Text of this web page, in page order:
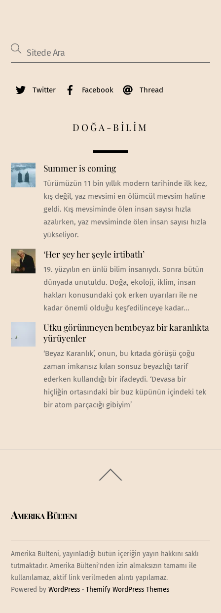
Twitter Facebook Thread
DOĞA-BİLİM
Summer is coming
Türümüzün 11 bin yıllık modern tarihinde ilk kez,
kış değil, yaz mevsimi en ölümcül mevsim haline
geldi. Kış mevsiminde ölen insan sayısı hızla
azalırken, yaz mevsiminde ölen insan sayısı hızla
yükseliyor.
‘Her şey her şeyle irtibatlı’
19. yüzyılın en ünlü bilim insanıydı. Sonra bütün
dünyada unutuldu. Doğa, ekoloji, iklim, insan
hakları konusundaki çok erken uyarıları ile ne
kadar önemli olduğu keşfedilinceye kadar...
Ufku görünmeyen bembeyaz bir karanlıkta
yürüyenler
‘Beyaz Karanlık’, onun, bu kıtada görüşü çoğu
zaman imkansız kılan sonsuz beyazlığı tarif
ederken kullandığı bir ifadeydi. ‘Devasa bir
hiçliğin ortasındaki bir buz küpünün içindeki tek
bir atom parçacığı gibiyim’
To
Amerika Bülteni
Amerika Bülteni, yayınladığı bütün içeriğin yayın hakkını saklı
tutmaktadır. Amerika Bülteni'nden izin almaksızın tamamı ile
kullanılamaz, aktif link verilmeden alıntı yapılamaz.
Powered byWordPress •Themify WordPress Themes